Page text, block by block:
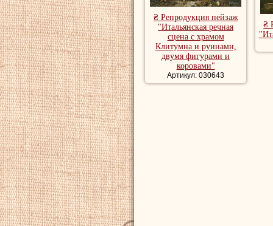
₴ Репродукция пейзаж
"Итальянская речная
сцена с храмом
Клитумна и руинами,
двумя фигурами и
коровами"
Артикул: 030643
₴